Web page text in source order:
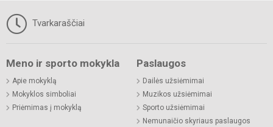
Tvarkaraščiai
Meno ir sporto mokykla
Apie mokyklą
Mokyklos simboliai
Priėmimas į mokyklą
Paslaugos
Dailės užsiėmimai
Muzikos užsiėmimai
Sporto užsiėmimai
Nemunaičio skyriaus paslaugos